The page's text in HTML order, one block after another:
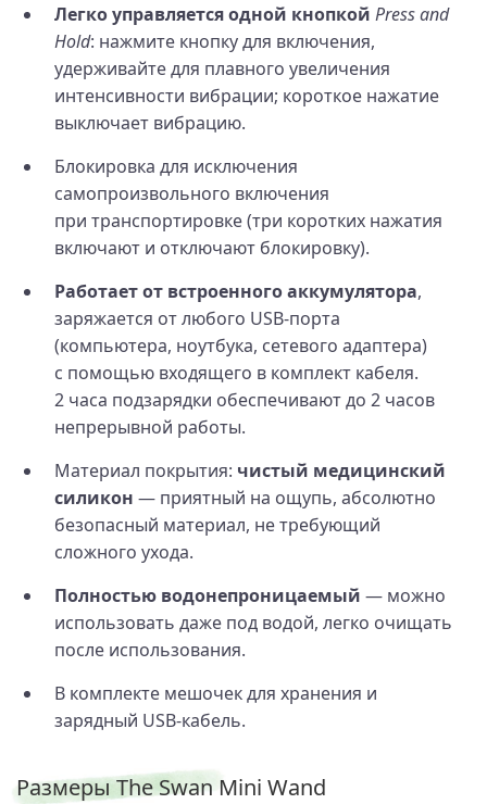
Легко управляется одной кнопкой Press and
Hold: нажмите кнопку для включения,
удерживайте для плавного увеличения
интенсивности вибрации; короткое нажатие
выключает вибрацию.
Блокировка для исключения
самопроизвольного включения
при транспортировке (три коротких нажатия
включают и отключают блокировку).
Работает от встроенного аккумулятора,
заряжается от любого USB-порта
(компьютера, ноутбука, сетевого адаптера)
с помощью входящего в комплект кабеля.
2 часа подзарядки обеспечивают до 2 часов
непрерывной работы.
Материал покрытия: чистый медицинский
силикон — приятный на ощупь, абсолютно
безопасный материал, не требующий
сложного ухода.
Полностью водонепроницаемый — можно
использовать даже под водой, легко очищать
после использования.
В комплекте мешочек для хранения и
зарядный USB-кабель.
Размеры The Swan Mini Wand